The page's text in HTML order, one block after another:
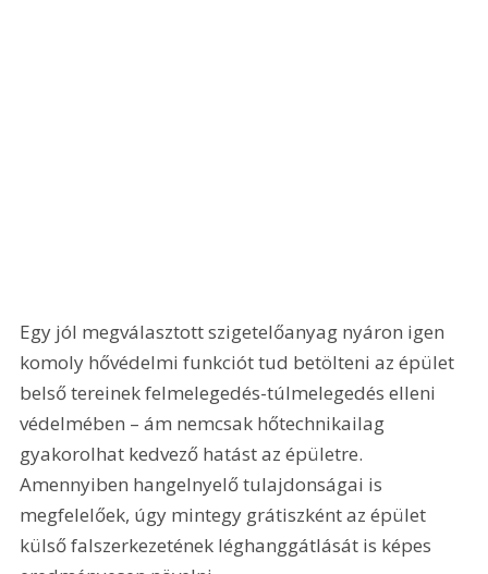
Egy jól megválasztott szigetelőanyag nyáron igen
komoly hővédelmi funkciót tud betölteni az épület
belső tereinek felmelegedés-túlmelegedés elleni
védelmében – ám nemcsak hőtechnikailag
gyakorolhat kedvező hatást az épületre.
Amennyiben hangelnyelő tulajdonságai is
megfelelőek, úgy mintegy grátiszként az épület
külső falszerkezetének léghanggátlását is képes